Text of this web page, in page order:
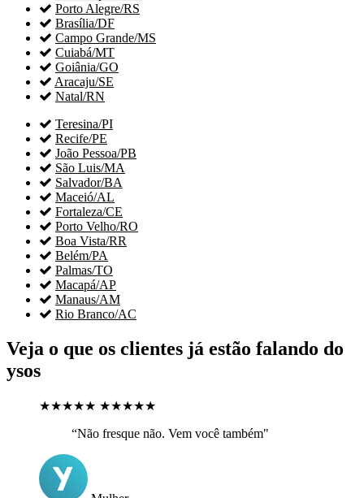
 Porto Alegre/RS
 Brasília/DF
 Campo Grande/MS
 Cuiabá/MT
 Goiânia/GO
 Aracaju/SE
 Natal/RN
 Teresina/PI
 Recife/PE
 João Pessoa/PB
 São Luis/MA
 Salvador/BA
 Maceió/AL
 Fortaleza/CE
 Porto Velho/RO
 Boa Vista/RR
 Belém/PA
 Palmas/TO
 Macapá/AP
 Manaus/AM
 Rio Branco/AC
Veja o que os clientes já estão falando do
ysos
★★★★★ ★★★★★
“Não fresque não. Vem você também"